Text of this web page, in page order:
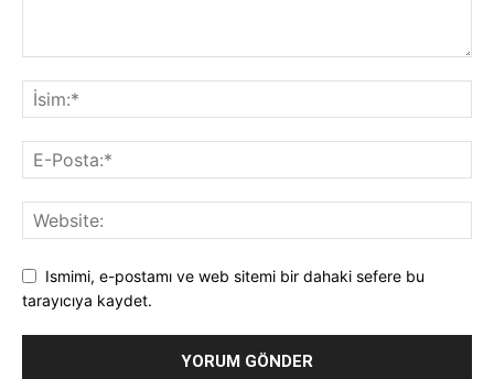
Ismimi, e-postamı ve web sitemi bir dahaki sefere bu
tarayıcıya kaydet.